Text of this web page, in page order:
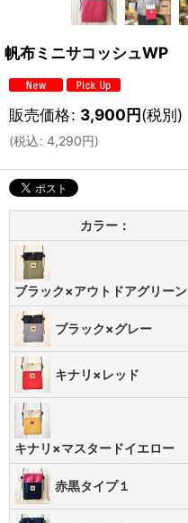
帆布ミニサコッシュWP
販売価格: 3,900円(税別)
(税込: 4,290円)
カラー：
ブラック×アウトドアグリーン
ブラック×グレー
キナリ×レッド
キナリ×マスタードイエロー
赤黒タイプ１